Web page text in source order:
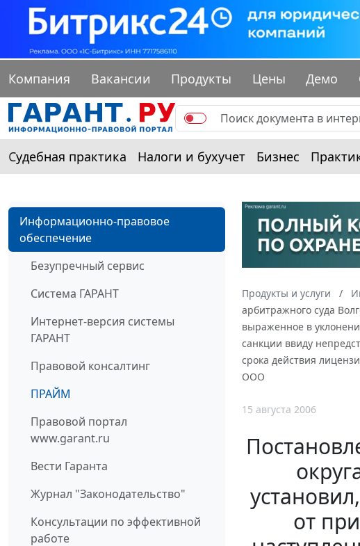
Компания Вакансии Продукты Цены Демо
Судебная практика Налоги и бухучет Бизнес
Информационно-правовое
обеспечение
Безупречный сервис
Система ГАРАНТ
Интернет-версия системы
ГАРАНТ
Правовой консалтинг
ПРАЙМ
Правовой портал
www.garant.ru
Вести Гаранта
Журнал "Законодательство"
Консультации по эффективной
работе
Продукты и услуги
арбитражного суда
выраженное в
санкции ввиду
срока действия
ООО
15 августа 2006
от